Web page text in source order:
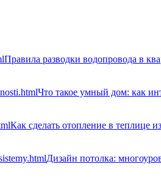
Правила разводки водопровода в
Что такое умный дом: как
Как сделать отопление в теплице
Дизайн потолка: